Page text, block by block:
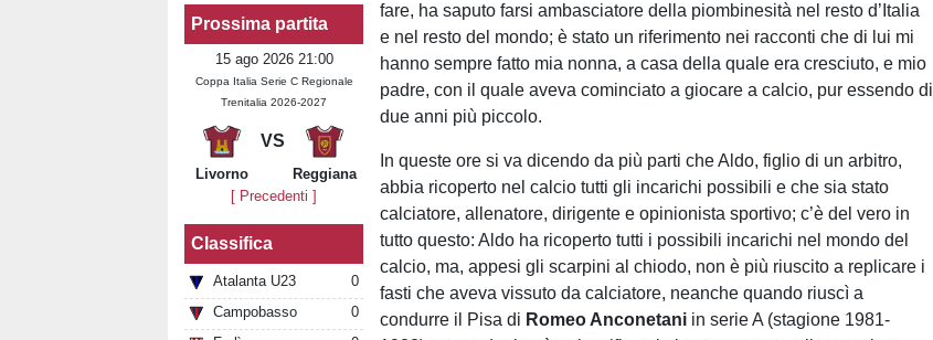
Prossima partita
15 ago 2026 21:00
Coppa Italia Serie C Regionale
Trenitalia 2026-2027
VS
Livorno
Reggiana
[ Precedenti ]
Classifica
Atalanta U23
0
Campobasso
0
fare, ha saputo farsi ambasciatore della piombinesità nel resto d’Italia
e nel resto del mondo; è stato un riferimento nei racconti che di lui mi
hanno sempre fatto mia nonna, a casa della quale era cresciuto, e mio
padre, con il quale aveva cominciato a giocare a calcio, pur essendo di
due anni più piccolo.
In queste ore si va dicendo da più parti che Aldo, figlio di un arbitro,
abbia ricoperto nel calcio tutti gli incarichi possibili e che sia stato
calciatore, allenatore, dirigente e opinionista sportivo; c’è del vero in
tutto questo: Aldo ha ricoperto tutti i possibili incarichi nel mondo del
calcio, ma, appesi gli scarpini al chiodo, non è più riuscito a replicare i
fasti che aveva vissuto da calciatore, neanche quando riuscì a
condurre il Pisa di Romeo Anconetani in serie A (stagione 1981-